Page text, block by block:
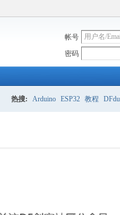
帐号
密码
热搜: Arduino ESP32 教程